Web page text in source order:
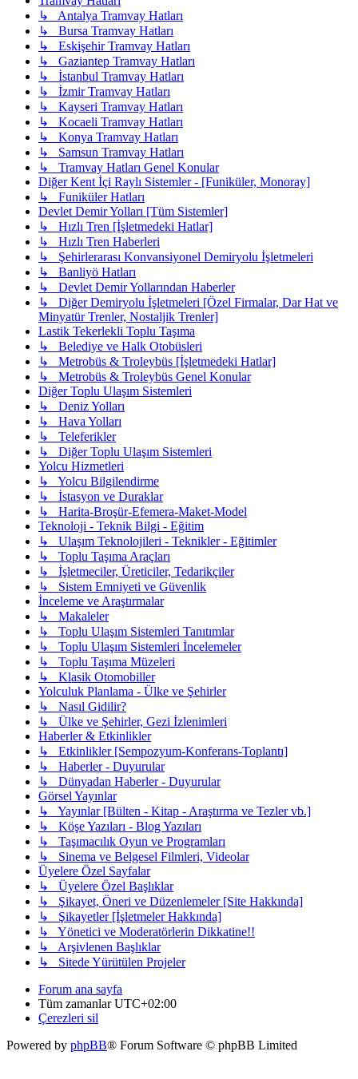
↳ Antalya Tramvay Hatları
↳ Bursa Tramvay Hatları
↳ Eskişehir Tramvay Hatları
↳ Gaziantep Tramvay Hatları
↳ İstanbul Tramvay Hatları
↳ İzmir Tramvay Hatları
↳ Kayseri Tramvay Hatları
↳ Kocaeli Tramvay Hatları
↳ Konya Tramvay Hatları
↳ Samsun Tramvay Hatları
↳ Tramvay Hatları Genel Konular
Diğer Kent İçi Raylı Sistemler - [Funiküler, Monoray]
↳ Funiküler Hatları
Devlet Demir Yolları [Tüm Sistemler]
↳ Hızlı Tren [İşletmedeki Hatlar]
↳ Hızlı Tren Haberleri
↳ Şehirlerarası Konvansiyonel Demiryolu İşletmeleri
↳ Banliyö Hatları
↳ Devlet Demir Yollarından Haberler
↳ Diğer Demiryolu İşletmeleri [Özel Firmalar, Dar Hat ve
Minyatür Trenler, Nostaljik Trenler]
Lastik Tekerlekli Toplu Taşıma
↳ Belediye ve Halk Otobüsleri
↳ Metrobüs & Troleybüs [İşletmedeki Hatlar]
↳ Metrobüs & Troleybüs Genel Konular
Diğer Toplu Ulaşım Sistemleri
↳ Deniz Yolları
↳ Hava Yolları
↳ Teleferikler
↳ Diğer Toplu Ulaşım Sistemleri
Yolcu Hizmetleri
↳ Yolcu Bilgilendirme
↳ İstasyon ve Duraklar
↳ Harita-Broşür-Efemera-Maket-Model
Teknoloji - Teknik Bilgi - Eğitim
↳ Ulaşım Teknolojileri - Teknikler - Eğitimler
↳ Toplu Taşıma Araçları
↳ İşletmeciler, Üreticiler, Tedarikçiler
↳ Sistem Emniyeti ve Güvenlik
İnceleme ve Araştırmalar
↳ Makaleler
↳ Toplu Ulaşım Sistemleri Tanıtımlar
↳ Toplu Ulaşım Sistemleri İncelemeler
↳ Toplu Taşıma Müzeleri
↳ Klasik Otomobiller
Yolculuk Planlama - Ülke ve Şehirler
↳ Nasıl Gidilir?
↳ Ülke ve Şehirler, Gezi İzlenimleri
Haberler & Etkinlikler
↳ Etkinlikler [Sempozyum-Konferans-Toplantı]
↳ Haberler - Duyurular
↳ Dünyadan Haberler - Duyurular
Görsel Yayınlar
↳ Yayınlar [Bülten - Kitap - Araştırma ve Tezler vb.]
↳ Köşe Yazıları - Blog Yazıları
↳ Taşımacılık Oyun ve Programları
↳ Sinema ve Belgesel Filmleri, Videolar
Üyelere Özel Sayfalar
↳ Üyelere Özel Başlıklar
↳ Şikayet, Öneri ve Düzenlemeler [Site Hakkında]
↳ Şikayetler [İşletmeler Hakkında]
↳ Yönetici ve Moderatörlerin Dikkatine!!
↳ Arşivlenen Başlıklar
↳ Sitede Yürütülen Projeler
Forum ana sayfa
Tüm zamanlarUTC+02:00
Çerezleri sil
Powered by phpBB® Forum Software © phpBB Limited